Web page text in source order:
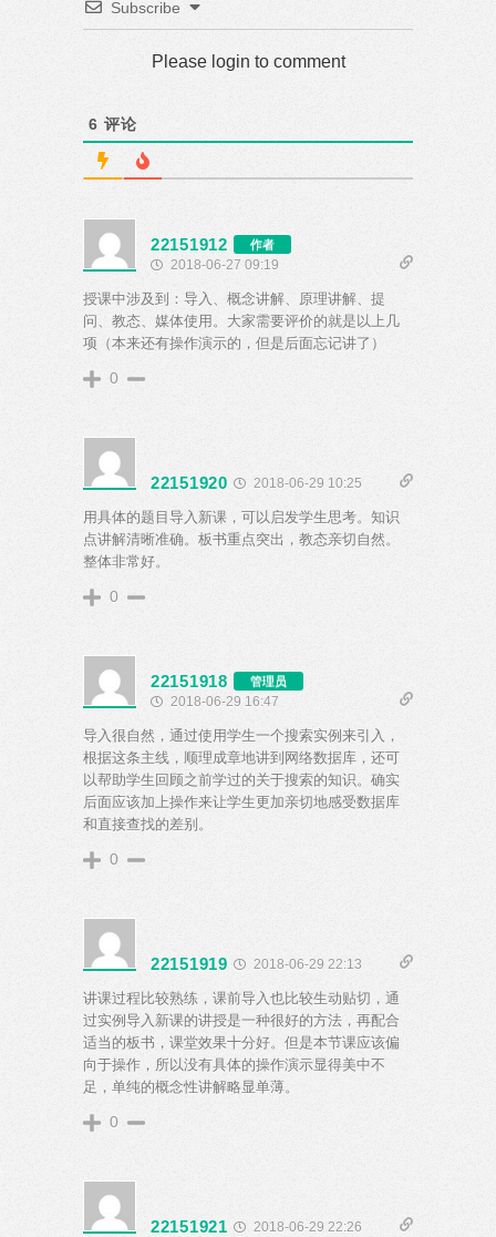
Subscribe
Please login to comment
6 评论
22151912 作者
2018-06-27 09:19
授课中涉及到：导入、概念讲解、原理讲解、提
问、教态、媒体使用。大家需要评价的就是以上几
项（本来还有操作演示的，但是后面忘记讲了）
0
22151920 2018-06-29 10:25
用具体的题目导入新课，可以启发学生思考。知识
点讲解清晰准确。板书重点突出，教态亲切自然。
整体非常好。
0
22151918 管理员
2018-06-29 16:47
导入很自然，通过使用学生一个搜索实例来引入，
根据这条主线，顺理成章地讲到网络数据库，还可
以帮助学生回顾之前学过的关于搜索的知识。确实
后面应该加上操作来让学生更加亲切地感受数据库
和直接查找的差别。
0
22151919 2018-06-29 22:13
讲课过程比较熟练，课前导入也比较生动贴切，通
过实例导入新课的讲授是一种很好的方法，再配合
适当的板书，课堂效果十分好。但是本节课应该偏
向于操作，所以没有具体的操作演示显得美中不
足，单纯的概念性讲解略显单薄。
0
22151921 2018-06-29 22:26